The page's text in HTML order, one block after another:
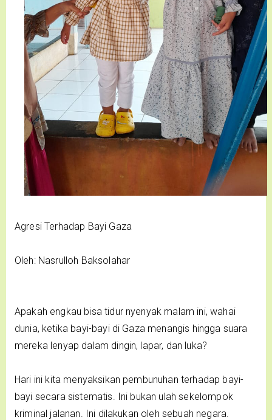
Agresi Terhadap Bayi Gaza
Oleh: Nasrulloh Baksolahar
Apakah engkau bisa tidur nyenyak malam ini, wahai
dunia, ketika bayi-bayi di Gaza menangis hingga suara
mereka lenyap dalam dingin, lapar, dan luka?
Hari ini kita menyaksikan pembunuhan terhadap bayi-
bayi secara sistematis. Ini bukan ulah sekelompok
kriminal jalanan. Ini dilakukan oleh sebuah negara.